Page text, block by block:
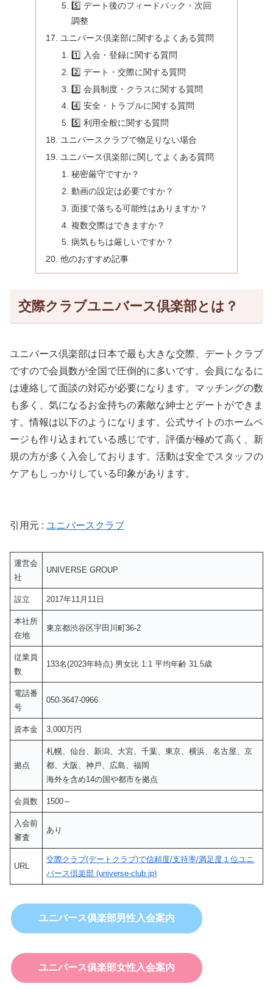
5️⃣ デート後のフィードバック・次回
調整
ユニバース倶楽部に関するよくある質問
1️⃣ 入会・登録に関する質問
2️⃣ デート・交際に関する質問
3️⃣ 会員制度・クラスに関する質問
4️⃣ 安全・トラブルに関する質問
5️⃣ 利用全般に関する質問
ユニバースクラブで物足りない場合
ユニバース倶楽部に関してよくある質問
秘密厳守ですか？
動画の設定は必要ですか？
面接で落ちる可能性はありますか？
複数交際はできますか？
病気もちは厳しいですか？
他のおすすめ記事
交際クラブユニバース倶楽部とは？
ユニバース倶楽部は日本で最も大きな交際、デートクラブ
ですので会員数が全国で圧倒的に多いです。会員になるに
は連絡して面談の対応が必要になります。マッチングの数
も多く、気になるお金持ちの素敵な紳士とデートができま
す。情報は以下のようになります。公式サイトのホームペ
ージも作り込まれている感じです。評価が極めて高く、新
規の方が多く入会しております。活動は安全でスタッフの
ケアもしっかりしている印象があります。
引用元 : ユニバースクラブ
運営会
社
UNIVERSE GROUP
設立 2017年11月11日
本社所
在地
東京都渋谷区宇田川町36-2
従業員
数
133名(2023年時点) 男女比 1:1 平均年齢 31.5歳
電話番
号
050-3647-0966
資本金 3,000万円
拠点
札幌、仙台、新潟、大宮、千葉、東京、横浜、名古屋、京
都、大阪、神戸、広島、福岡
海外を含め14の国や都市を拠点
会員数 1500～
入会前
審査
あり
URL
交際クラブ(デートクラブ)で信頼度/支持率/満足度１位ユニ
バース倶楽部 (universe-club.jp)
ユニバース俱楽部男性入会案内
ユニバース俱楽部女性入会案内